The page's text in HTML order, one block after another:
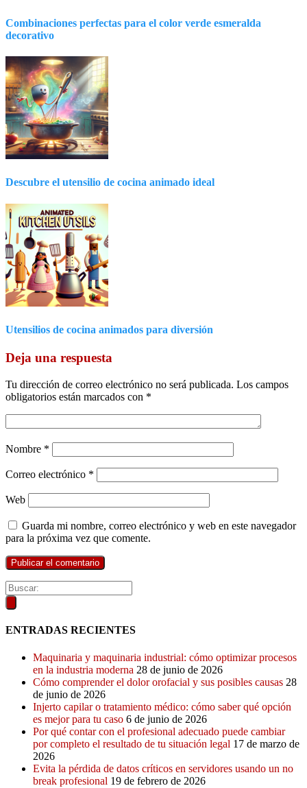
Combinaciones perfectas para el color verde esmeralda
decorativo
Descubre el utensilio de cocina animado ideal
Utensilios de cocina animados para diversión
Deja una respuesta
Tu dirección de correo electrónico no será publicada. Los campos
obligatorios están marcados con *
Nombre *
Correo electrónico *
Web
Guarda mi nombre, correo electrónico y web en este navegador
para la próxima vez que comente.
ENTRADAS RECIENTES
Maquinaria y maquinaria industrial: cómo optimizar procesos
en la industria moderna 28 de junio de 2026
Cómo comprender el dolor orofacial y sus posibles causas 28
de junio de 2026
Injerto capilar o tratamiento médico: cómo saber qué opción
es mejor para tu caso 6 de junio de 2026
Por qué contar con el profesional adecuado puede cambiar
por completo el resultado de tu situación legal 17 de marzo de
2026
Evita la pérdida de datos críticos en servidores usando un no
break profesional 19 de febrero de 2026